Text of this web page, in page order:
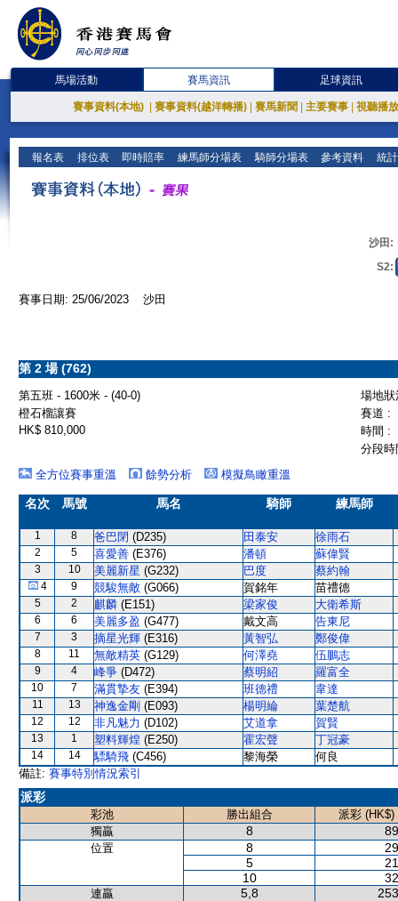
馬場活動 賽馬資訊 足球資訊
賽事資料(本地) 賽事資料(越洋轉播) 賽馬新聞 主要賽事 視聽播
報名表 排位表 即時賠率 練馬師分場表 騎師分場表 參考資料 統
沙田:
S2:
賽事日期: 25/06/2023 沙田
第 2 場 (762)
第五班 - 1600米 - (40-0)
場地
橙石榴讓賽
賽道 :
HK$ 810,000
時間 :
分段
全方位賽事重溫
餘勢分析 模擬鳥瞰重溫
名次 馬號 馬名 騎師 練馬師
1 8 爸巴閉 (D235) 田泰安 徐雨石
2 5 喜愛善 (E376) 潘頓 蘇偉賢
3 10 美麗新星 (G232) 巴度 蔡約翰
4 9 競駿無敵 (G066) 賀銘年 苗禮德
5 2 麒麟 (E151) 梁家俊 大衛希斯
6 6 美麗多盈 (G477) 戴文高 告東尼
7 3 摘星光輝 (E316) 黃智弘 鄭俊偉
8 11 無敵精英 (G129) 何澤堯 伍鵬志
9 4 峰爭 (D472) 蔡明紹 羅富全
10 7 滿貫摯友 (E394) 班德禮 韋達
11 13 神逸金剛 (E093) 楊明綸 葉楚航
12 12 非凡魅力 (D102) 艾道拿 賀賢
13 1 塑料輝煌 (E250) 霍宏聲 丁冠豪
14 14 驃騎飛 (C456) 黎海榮
何良
備註: 賽事特別情況索引
派彩
彩池 勝出組合
派彩 (HK$)
獨贏
8
位置 8
5
10
連贏 5,8